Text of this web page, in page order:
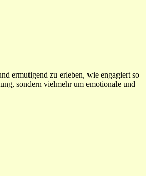
ermutigend zu erleben, wie engagiert so
sondern vielmehr um emotionale und